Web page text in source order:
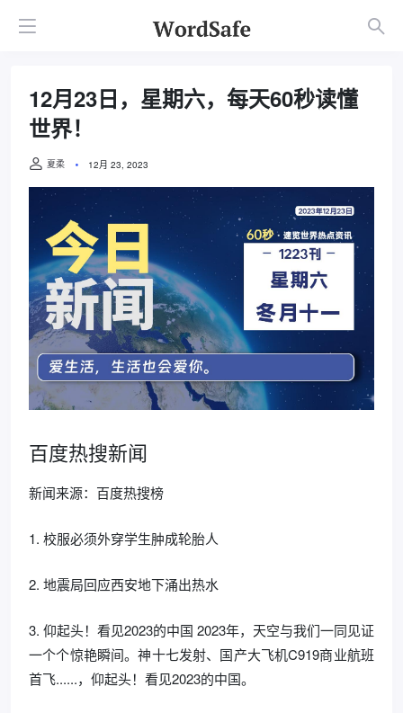
12月23日，星期六，每天60秒读懂
世界！
夏柔 12月 23, 2023
百度热搜新闻
新闻来源：百度热搜榜
1. 校服必须外穿学生肿成轮胎人
2. 地震局回应西安地下涌出热水
3. 仰起头！看见2023的中国 2023年，天空与我们一同见证
一个个惊艳瞬间。神十七发射、国产大飞机C919商业航班
首飞......，仰起头！看见2023的中国。